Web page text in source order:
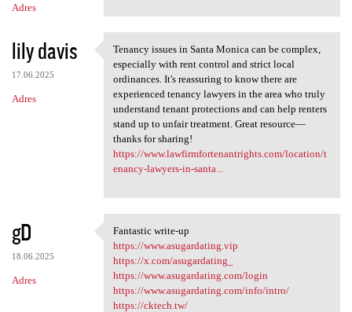
Adres
lily davis
17.06.2025
Adres
Tenancy issues in Santa
Tenancy issues in Santa Monica can be complex,
especially with rent control and strict local
ordinances. It's reassuring to know there are
experienced tenancy lawyers in the area who truly
understand tenant protections and can help renters
stand up to unfair treatment. Great resource—
thanks for sharing!
https://www.lawfirmfortenantrights.com/location/t
enancy-lawyers-in-santa...
gD
18.06.2025
Adres
Fantastic write-up
Fantastic write-up
https://www.asugardating.vip
https://x.com/asugardating_
https://www.asugardating.com/login
https://www.asugardating.com/info/intro/
https://cktech.tw/